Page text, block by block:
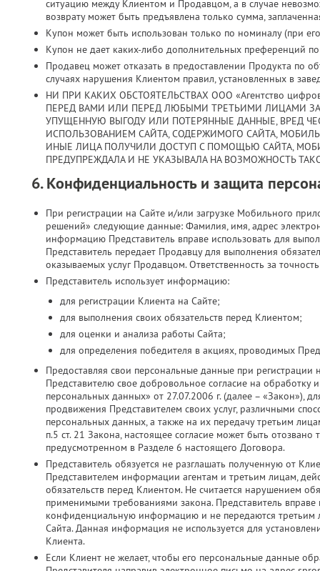
ситуацию между Клиентом и Продавцом, а в случае
возврату может быть предъявлена только сумма,
Купон может быть использован только по номиналу (при
Купон не дает каких-либо дополнительных преференций
Продавец может отказать в предоставлении Продукта по
случаях нарушения Клиентом правил, установленных в
НИ ПРИ КАКИХ ОБСТОЯТЕЛЬСТВАХ ООО «Агентство
ПЕРЕД ВАМИ ИЛИ ПЕРЕД ЛЮБЫМИ ТРЕТЬИМИ ЛИЦАМИ
УПУЩЕННУЮ ВЫГОДУ ИЛИ ПОТЕРЯННЫЕ ДАННЫЕ, ВРЕД
ИСПОЛЬЗОВАНИЕМ САЙТА, СОДЕРЖИМОГО САЙТА,
ИНЫЕ ЛИЦА ПОЛУЧИЛИ ДОСТУП С ПОМОЩЬЮ САЙТА,
ПРЕДУПРЕЖДАЛА И НЕ УКАЗЫВАЛА НА ВОЗМОЖНОСТЬ
6. Конфиденциальность и защита
При регистрации на Сайте и/или загрузке Мобильного
решений» следующие данные: Фамилия, имя, адрес
информацию Представитель вправе использовать для
Представитель передает Продавцу для выполнения
оказываемых услуг Продавцом. Ответственность за
Представитель использует информацию:
для регистрации Клиента на Сайте;
для выполнения своих обязательств перед Клиентом;
для оценки и анализа работы Сайта;
для определения победителя в акциях, проводимых
Предоставляя свои персональные данные при
Представителю свое добровольное согласие на обработку
персональных данных» от 27.07.2006 г. (далее – «Закон»),
продвижения Представителем своих услуг, различными
персональных данных, а также на их передачу третьим
п.5 ст. 21 Закона, настоящее согласие может быть
предусмотренном в Разделе 6 настоящего Договора.
Представитель обязуется не разглашать полученную от
Представителем информации агентам и третьим лицам,
обязательств перед Клиентом. Не считается нарушением
применимыми требованиями закона. Представитель вправе
конфиденциальную информацию и не передаются третьим
Сайта. Данная информация не используется для
Клиента.
Если Клиент не желает, чтобы его персональные данные